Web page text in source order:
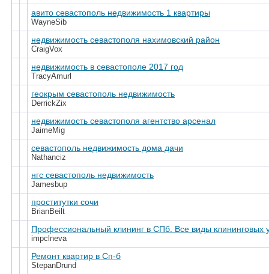
авито севастополь недвижимость 1 квартиры
WayneSib
недвижимость севастополя нахимовский район
CraigVox
недвижимость в севастополе 2017 год
TracyAmurl
геокрым севастополь недвижимость
DerrickZix
недвижимость севастополя агентство арсенал
JaimeMig
севастополь недвижимость дома дачи
Nathanciz
нгс севастополь недвижимость
Jamesbup
проститутки сочи
BrianBeilt
Профессиональный клининг в СПб. Все виды клининговых
impclneva
Ремонт квартир в Сп-б
StepanDrund